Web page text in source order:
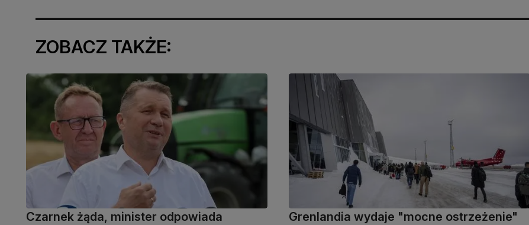
ZOBACZ TAKŻE:
Czarnek żąda, minister odpowiada Grenlandia wydaje "mocne ostrzeżenie"